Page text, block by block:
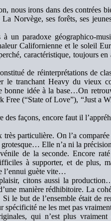
nous irons dans des contrées
Norvège, ses forêts, ses
un paradoxe géographico-
Californienne et le soleil
caractéristique, toujours en
de réinterprétations de
le tranchant Heavy du vieux
bonne idée à la base…On
(“State of Love”), “Just a
façons, encore faut il
particulière. On l’a
Elle n’a ni la
de la seconde. Encore
à supporter, et de plus,
l’ennui guète vite…
citons aussi la
manière rédhibitoire. La
le but de l’ensemble était de
spécificité ne les met pas
qui n’est plus